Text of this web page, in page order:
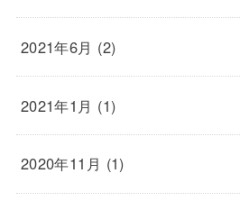
2021年6月 (2)
2021年1月 (1)
2020年11月 (1)